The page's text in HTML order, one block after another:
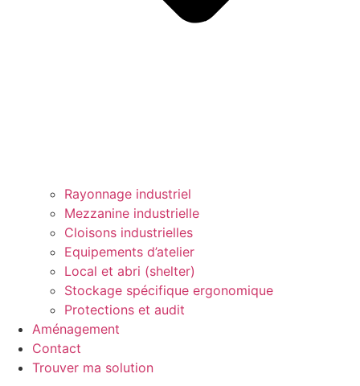
Rayonnage industriel
Mezzanine industrielle
Cloisons industrielles
Equipements d’atelier
Local et abri (shelter)
Stockage spécifique ergonomique
Protections et audit
Aménagement
Contact
Trouver ma solution